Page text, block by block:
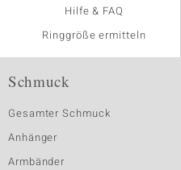
Hilfe & FAQ
Ringgröße ermitteln
Schmuck
Gesamter Schmuck
Anhänger
Armbänder